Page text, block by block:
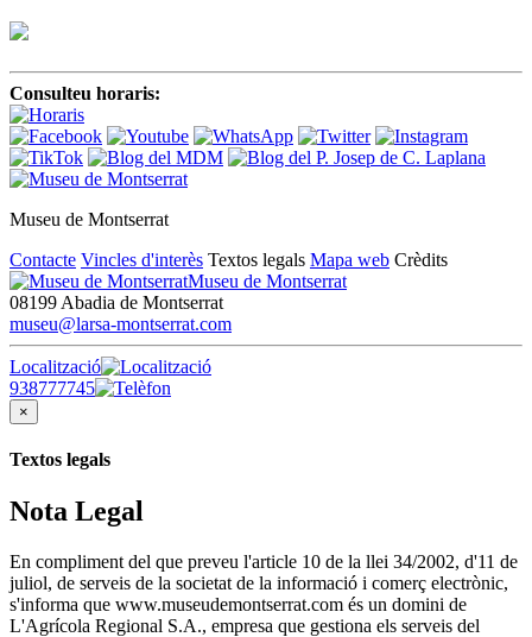
Consulteu horaris:
Museu de Montserrat
Contacte Vincles d'interès Textos legals Mapa web Crèdits
Museu de Montserrat
08199 Abadia de Montserrat
museu@larsa-montserrat.com
Localització
938777745
×
Textos legals
Nota Legal
En compliment del que preveu l'article 10 de la llei 34/2002, d'11 de
juliol, de serveis de la societat de la informació i comerç electrònic,
s'informa que www.museudemontserrat.com és un domini de
L'Agrícola Regional S.A., empresa que gestiona els serveis del